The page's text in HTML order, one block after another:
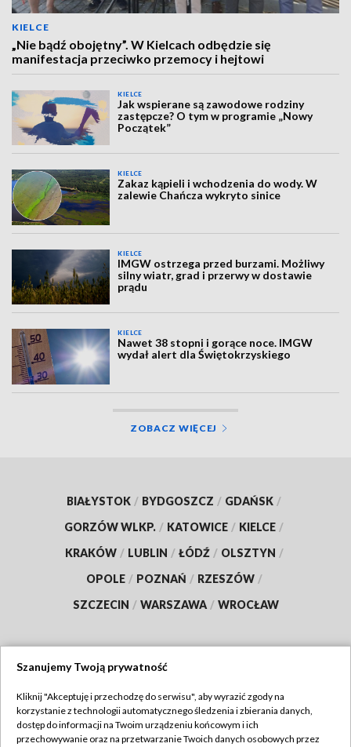
KIELCE
„Nie bądź obojętny”. W Kielcach odbędzie się
manifestacja przeciwko przemocy i hejtowi
KIELCE
Jak wspierane są zawodowe rodziny
zastępcze? O tym w programie „Nowy
Początek”
KIELCE
Zakaz kąpieli i wchodzenia do wody. W
zalewie Chańcza wykryto sinice
KIELCE
IMGW ostrzega przed burzami. Możliwy
silny wiatr, grad i przerwy w dostawie
prądu
KIELCE
Nawet 38 stopni i gorące noce. IMGW
wydał alert dla Świętokrzyskiego
ZOBACZ WIĘCEJ
BIAŁYSTOK / BYDGOSZCZ / GDAŃSK /
GORZÓW WLKP. / KATOWICE / KIELCE /
KRAKÓW / LUBLIN / ŁÓDŹ / OLSZTYN /
OPOLE / POZNAŃ / RZESZÓW /
SZCZECIN / WARSZAWA / WROCŁAW
TVP
Abonament TVP
Regulamin TVP
Szanujemy Twoją prywatność
Kliknij "Akceptuję i przechodzę do serwisu", aby wyrazić zgody na
korzystanie z technologii automatycznego śledzenia i zbierania danych,
dostęp do informacji na Twoim urządzeniu końcowym i ich
przechowywanie oraz na przetwarzanie Twoich danych osobowych przez